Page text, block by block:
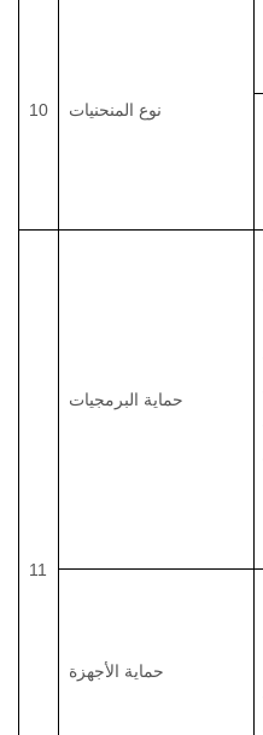
10 نوع المنحنيات
11
حماية البرمجيات
حماية الأجهزة